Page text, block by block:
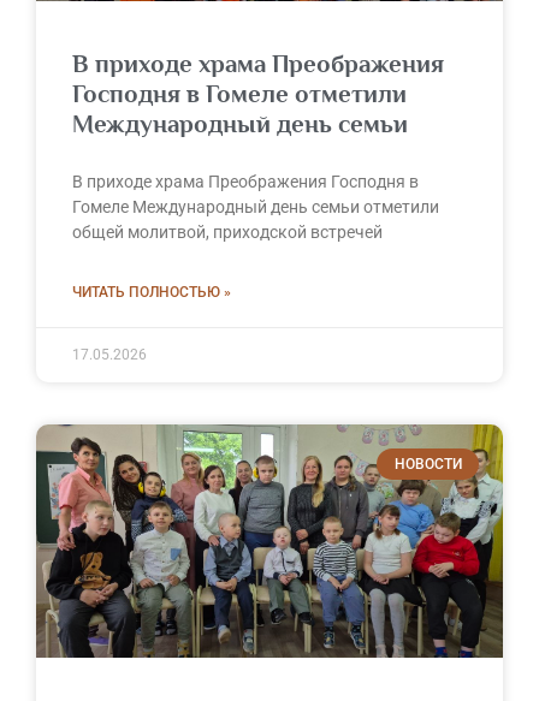
В приходе храма Преображения
Господня в Гомеле отметили
Международный день семьи
В приходе храма Преображения Господня в
Гомеле Международный день семьи отметили
общей молитвой, приходской встречей
ЧИТАТЬ ПОЛНОСТЬЮ »
17.05.2026
НОВОСТИ